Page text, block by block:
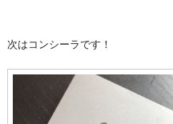
次はコンシーラです！